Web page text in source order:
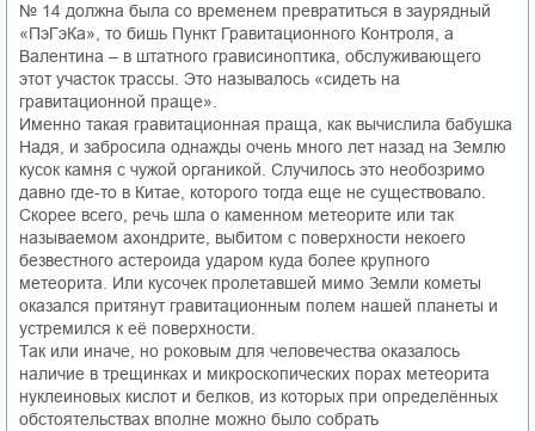
№ 14 должна была со временем превратиться в заурядный
«ПэГэКа», то бишь Пункт Гравитационного Контроля, а
Валентина – в штатного грависиноптика, обслуживающего
этот участок трассы. Это называлось «сидеть на
гравитационной праще».
Именно такая гравитационная праща, как вычислила бабушка
Надя, и забросила однажды очень много лет назад на Землю
кусок камня с чужой органикой. Случилось это необозримо
давно где-то в Китае, которого тогда еще не существовало.
Скорее всего, речь шла о каменном метеорите или так
называемом ахондрите, выбитом с поверхности некоего
безвестного астероида ударом куда более крупного
метеорита. Или кусочек пролетавшей мимо Земли кометы
оказался притянут гравитационным полем нашей планеты и
устремился к её поверхности.
Так или иначе, но роковым для человечества оказалось
наличие в трещинках и микроскопических порах метеорита
нуклеиновых кислот и белков, из которых при определённых
обстоятельствах вполне можно было собрать